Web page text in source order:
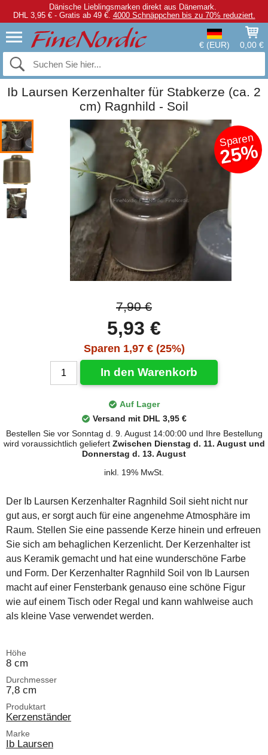
Dänische Lieblingsmarken direkt aus Dänemark.
DHL 3,95 € - Gratis ab 49 €. 4000 Schnäppchen bis zu 70% reduziert.
€ (EUR) 0,00 €
Ib Laursen Kerzenhalter für Stabkerze (ca. 2
cm) Ragnhild - Soil
Sparen
25%
7,90 €
5,93 €
Sparen 1,97 € (25%)
In den Warenkorb
Auf Lager
Versand mit DHL 3,95 €
Bestellen Sie vor Sonntag d. 9. August 14:00:00 und Ihre Bestellung
wird voraussichtlich geliefert Zwischen Dienstag d. 11. August und
Donnerstag d. 13. August
inkl. 19% MwSt.
Der Ib Laursen Kerzenhalter Ragnhild Soil sieht nicht nur
gut aus, er sorgt auch für eine angenehme Atmosphäre im
Raum. Stellen Sie eine passende Kerze hinein und erfreuen
Sie sich am behaglichen Kerzenlicht. Der Kerzenhalter ist
aus Keramik gemacht und hat eine wunderschöne Farbe
und Form. Der Kerzenhalter Ragnhild Soil von Ib Laursen
macht auf einer Fensterbank genauso eine schöne Figur
wie auf einem Tisch oder Regal und kann wahlweise auch
als kleine Vase verwendet werden.
Höhe
8 cm
Durchmesser
7,8 cm
Produktart
Kerzenständer
Marke
Ib Laursen